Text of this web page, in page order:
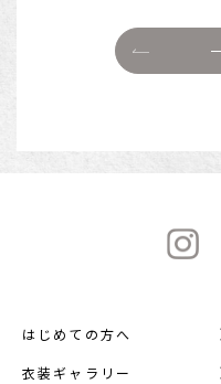
はじめての方へ
衣装ギャラリー